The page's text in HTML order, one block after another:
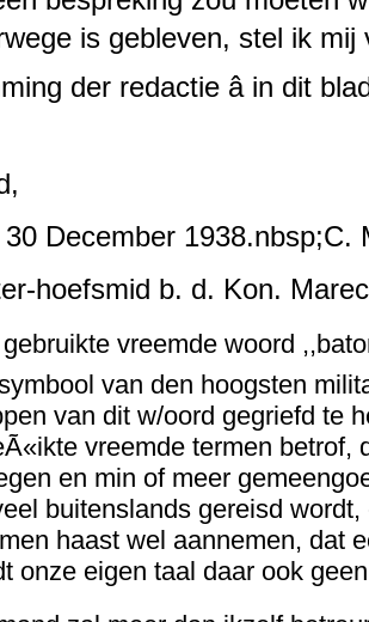
is gebleven, stel ik mij
der redactie â in dit
December 1938.nbsp;C.
hoefsmid b. d. Kon.
gebruikte vreemde woord
van den hoogsten
van dit w/oord gegriefd te
vreemde termen
en min of meer
buitenslands gereisd
haast wel aannemen, dat
onze eigen taal daar ook